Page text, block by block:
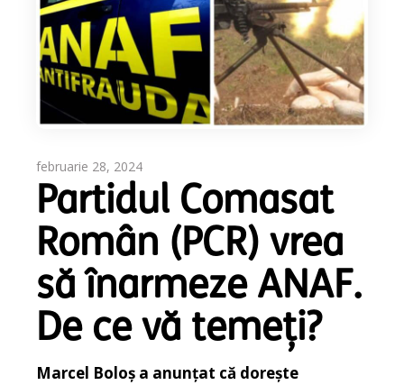
februarie 28, 2024
Partidul Comasat
Român (PCR) vrea
să înarmeze ANAF.
De ce vă temeți?
Marcel Boloș a anunțat că dorește